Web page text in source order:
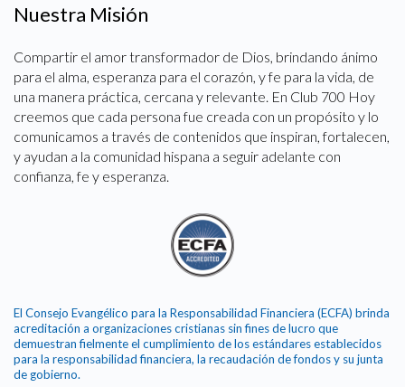
Nuestra Misión
Compartir el amor transformador de Dios, brindando ánimo
para el alma, esperanza para el corazón, y fe para la vida, de
una manera práctica, cercana y relevante. En Club 700 Hoy
creemos que cada persona fue creada con un propósito y lo
comunicamos a través de contenidos que inspiran, fortalecen,
y ayudan a la comunidad hispana a seguir adelante con
confianza, fe y esperanza.
El Consejo Evangélico para la Responsabilidad Financiera (ECFA) brinda
acreditación a organizaciones cristianas sin fines de lucro que
demuestran fielmente el cumplimiento de los estándares establecidos
para la responsabilidad financiera, la recaudación de fondos y su junta
de gobierno.